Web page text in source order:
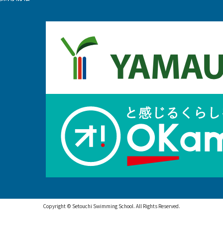
Copyright © Setouchi Swimming School. All Rights Reserved.